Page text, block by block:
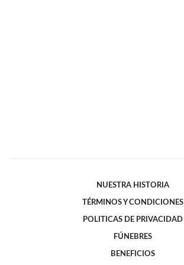
NUESTRA HISTORIA
TÉRMINOS Y CONDICIONES
POLITICAS DE PRIVACIDAD
FÚNEBRES
BENEFICIOS